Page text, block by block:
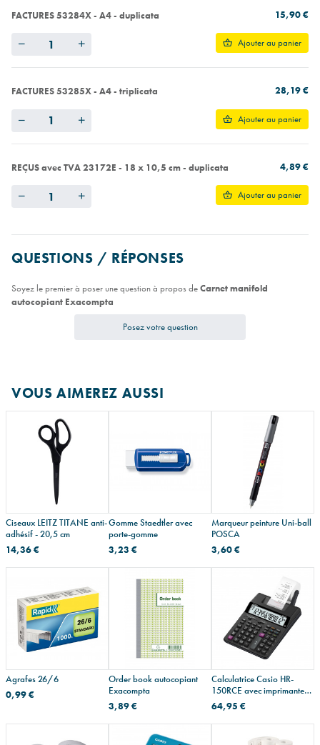
FACTURES 53284X - A4 - duplicata 15,90 €
Ajouter au panier
FACTURES 53285X - A4 - triplicata 28,19 €
Ajouter au panier
REÇUS avec TVA 23172E - 18 x 10,5 cm - duplicata 4,89 €
Ajouter au panier
QUESTIONS / RÉPONSES
Soyez le premier à poser une question à propos deCarnet manifold
autocopiant Exacompta
Posez votre question
VOUS AIMEREZ AUSSI
Ciseaux LEITZ TITANE anti-
adhésif - 20,5 cm
14,36 €
Gomme Staedtler avec
porte-gomme
3,23 €
Marqueur peinture Uni-ball
POSCA
3,60 €
Agrafes 26/6
0,99 €
Order book autocopiant
Exacompta
3,89 €
Calculatrice Casio HR-
150RCE avec imprimante
semi-professionnelle
64,95 €